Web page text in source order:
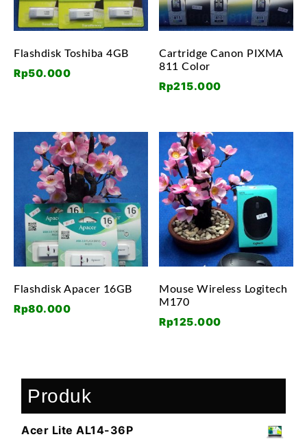
Flashdisk Toshiba 4GB
Rp50.000
Cartridge Canon PIXMA
811 Color
Rp215.000
Flashdisk Apacer 16GB
Rp80.000
Mouse Wireless Logitech
M170
Rp125.000
Produk
Acer Lite AL14-36P